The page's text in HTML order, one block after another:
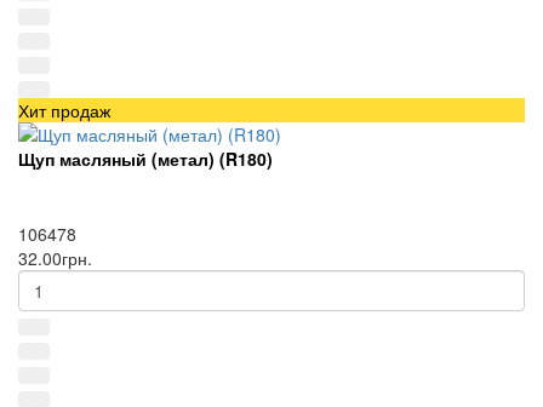
Хит продаж
Щуп масляный (метал) (R180)
106478
32.00грн.